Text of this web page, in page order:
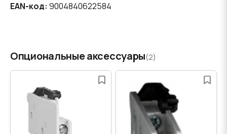
EAN-код: 9004840622584
Опциональные аксессуары(2)